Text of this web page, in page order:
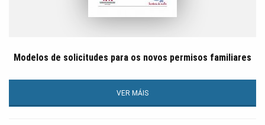
Modelos de solicitudes para os novos permisos familiares
VER MÁIS